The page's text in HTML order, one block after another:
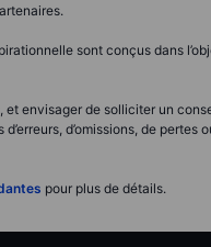
sont conçus dans
envisager de solliciter un
d’omissions, de pertes
pour plus de détails.